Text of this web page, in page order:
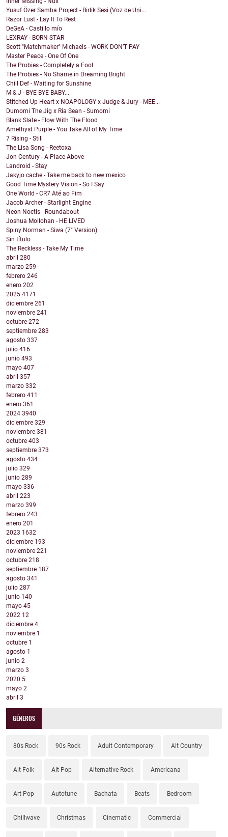
Yusuf Özer Samba Project - Birlik Sesi (Voz de Uni...
Razor Lust - Lay It To Rest
DeGeA - Castillo mío
LEXRAY - BORN STAR
Scott "Matchmaker" Michaels - WORK DON’T PAY
Master Peace - One Of One
The Probies - Completely a Fool
The Probies - No Shame in Dreaming Bright
Chill Def - Waiting for Sunshine
M & J - BYE BYE BABY...
Stitched Up Heart x NOAPOLOGY x Judge & Jury - MEE...
Dumomi The Jig x Ria Sean - Sumomi
Blank Slate - Flow With The Flood
Amethyst Purple - You Take All of My Time
7 Rising - Still
The Lisa Song - Reetoxa
Jon Century - A Place Above
Landroid - Stay
Jakyjo cache - Take me back to new mexico
Good Time Mystery Vision - So I Say
One World - CR7 Até ao Fim
Jacob Archer - Starlight Engine
Neon Noctis - Roundabout
Joshua Mollohan - HE LIVED
Spiny Norman - Siwa (7" Version)
Sin título
The Reckless - Take My Time
abril 280
marzo 259
febrero 246
enero 202
2025 4171
diciembre 261
noviembre 241
octubre 272
septiembre 283
agosto 337
julio 416
junio 493
mayo 407
abril 357
marzo 332
febrero 411
enero 361
2024 3940
diciembre 329
noviembre 381
octubre 403
septiembre 373
agosto 434
julio 329
junio 289
mayo 336
abril 223
marzo 399
febrero 243
enero 201
2023 1632
diciembre 193
noviembre 221
octubre 218
septiembre 187
agosto 341
julio 287
junio 140
mayo 45
2022 12
diciembre 4
noviembre 1
octubre 1
agosto 1
junio 2
marzo 3
2020 5
mayo 2
abril 3
GÉNEROS
80s Rock 90s Rock Adult Contemporary Alt Country
Alt Folk Alt Pop Alternative Rock Americana
Art Pop Autotune Bachata Beats Bedroom
Chillwave Christmas Cinematic Commercial